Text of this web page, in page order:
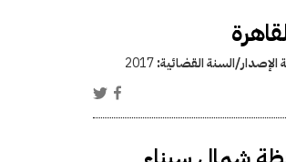
الإصدار/السنة القضائية:2017